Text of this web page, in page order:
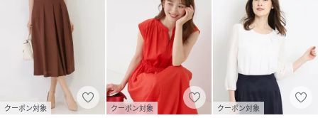
クーポン対象 クーポン対象 クーポン対象